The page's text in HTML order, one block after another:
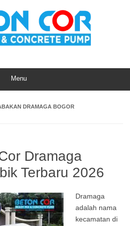
Menu
DRAMAGA BOGOR
Dramaga
Terbaru 2026
Dramaga
adalah nama
kecamatan di